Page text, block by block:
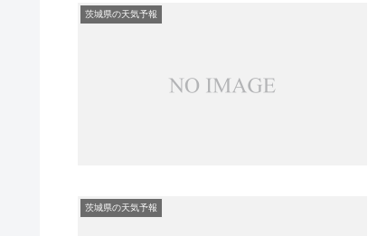
茨城県の天気予報
茨城県の天気予報